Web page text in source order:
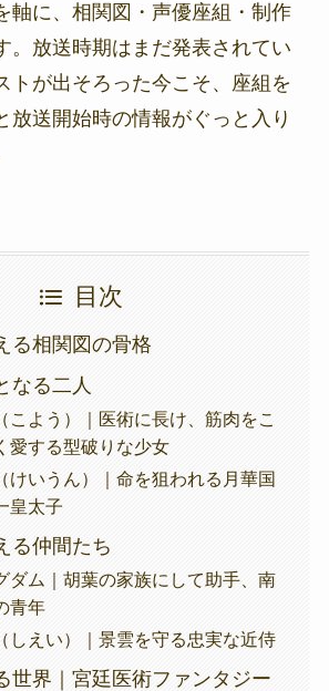
軸に、相関図・声優座組・制作
。放送時期はまだ発表されてい
トが出そろった今こそ、座組を
放送開始時の情報がぐっと入り
目次
る相関図の骨格
なる二人
こよう）｜医術に長け、筋肉をこ
愛する型破りな少女
けいうん）｜命を狙われる月華国
皇太子
る仲間たち
ダム｜胡葉の家族にして助手、南
青年
しえい）｜景雲を守る忠実な近侍
世界｜宮廷医術ファンタジー